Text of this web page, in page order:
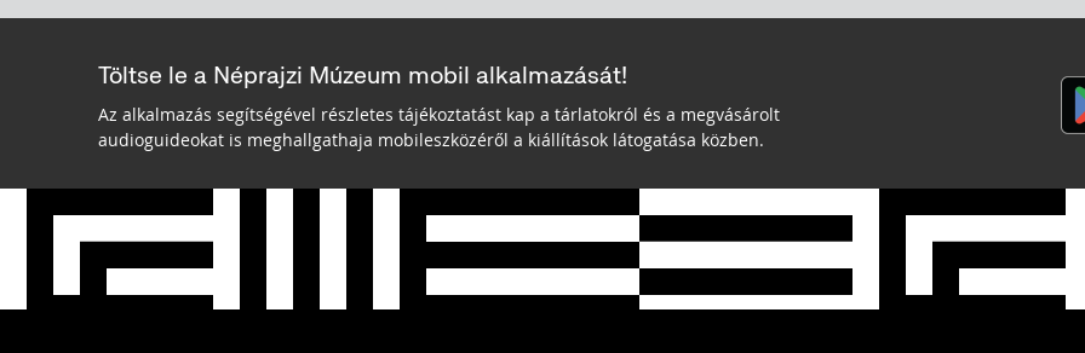
Töltse le a Néprajzi Múzeum mobil alkalmazását!
Az alkalmazás segítségével részletes tájékoztatást kap a tárlatokról és a megvásárolt
audioguideokat is meghallgathaja mobileszközéről a kiállítások látogatása közben.